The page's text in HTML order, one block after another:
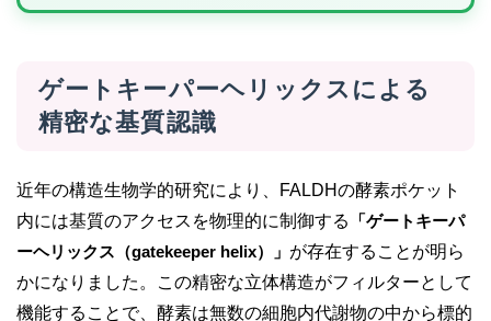
ゲートキーパーヘリックスによる
精密な基質認識
近年の構造生物学的研究により、FALDHの酵素ポケット
内には基質のアクセスを物理的に制御する
「ゲートキーパ
ーヘリックス（gatekeeper helix）」 が存在することが明ら
かになりました。この精密な立体構造がフィルターとして
機能することで、酵素は無数の細胞内代謝物の中から標的